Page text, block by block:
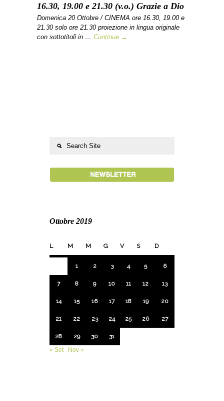
16.30, 19.00 e 21.30 (v.o.) Grazie a Dio
Domenica 20 Ottobre / CINEMA ore 16.30, 19.00 e
21.30 solo ore 21.30 proiezione in lingua originale
con sottotitoli in … Continue →
Ottobre 2019
L M M G V S D
1 2 3 4 5 6
7 8 9 10 11 12 13
14 15 16 17 18 19 20
21 22 23 24 25 26 27
28 29 30
31
« Set
Nov »